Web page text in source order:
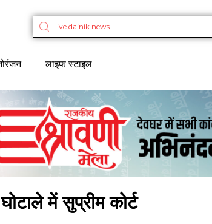
लाइफ स्टाइल
में सुप्रीम कोर्ट